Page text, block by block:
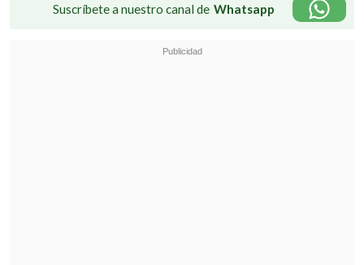
Suscríbete a nuestro canal de Whatsapp